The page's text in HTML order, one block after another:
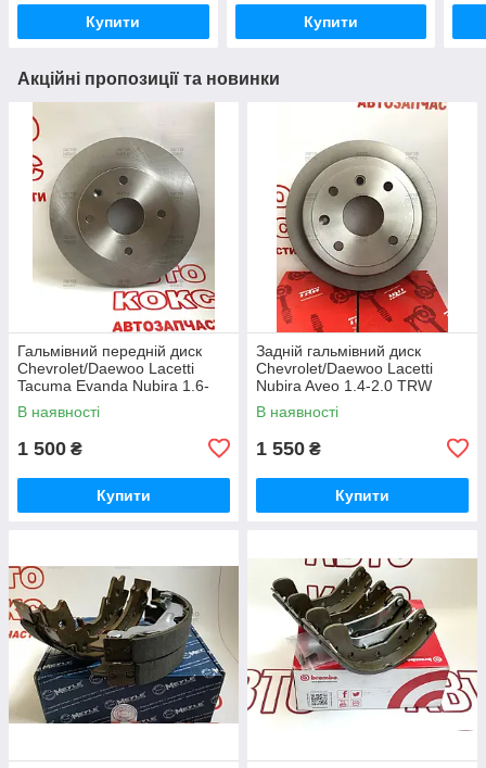
Купити Купити
Акційні пропозиції та новинки
Гальмівний передній диск
Chevrolet/Daewoo Lacetti
Tacuma Evanda Nubira 1.6-
2.0 Remsa 6959.10
В наявності
1 500 ₴
Купити
Задній гальмівний диск
Chevrolet/Daewoo Lacetti
Nubira Aveo 1.4-2.0 TRW
DF7381
В наявності
1 550 ₴
Купити